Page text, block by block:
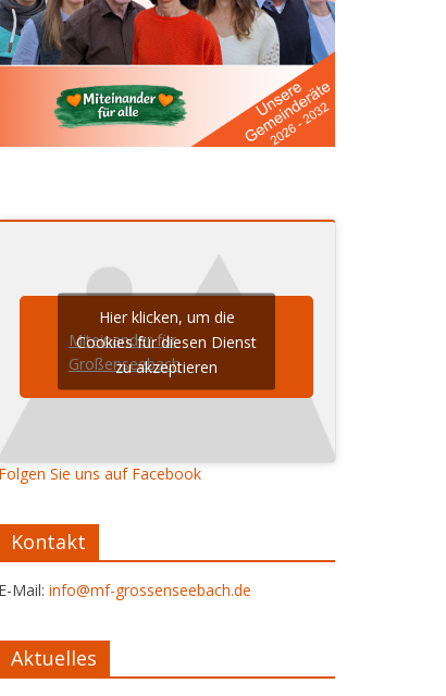
Miteinander für
Großenseebach
Hier klicken, um die
Cookies für diesen Dienst
zu akzeptieren
Folgen Sie uns auf Facebook
Kontakt
E-Mail: info@mf-grossenseebach.de
Aktuelles